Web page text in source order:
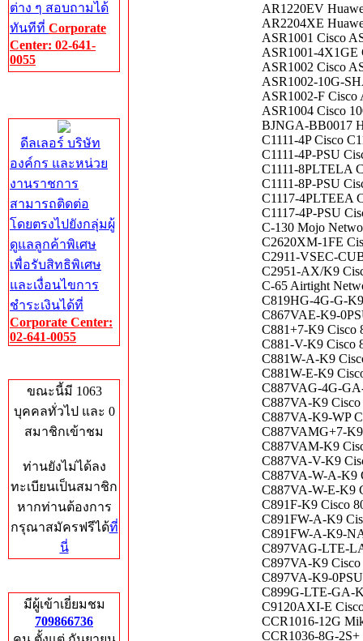
ต่าง ๆ สอบถามได้
ทันทีที่ Corporate
Center: 02-641-
0055
ดีลเลอร์ บริษัท
องค์กร และหน่วย
งานราชการ
สามารถติดต่อ
โดยตรงไปยังกลุ่มผู้
ดูแลลูกค้าพิเศษ
เพื่อรับสิทธิพิเศษ
และเงื่อนไขการ
ชำระเงินได้ที่
Corporate Center:
02-641-0055
ขณะนี้มี 1063
บุคคลทั่วไป และ 0
สมาชิกเข้าชม
ท่านยังไม่ได้ลง
ทะเบียนเป็นสมาชิก
หากท่านต้องการ
กรุณาสมัครฟรีได้ที่
นี่
มีผู้เข้าเยี่ยมชม
709866736
AR1220EV
AR2204XE
ASR1001 Cisco
ASR1001-4X1GE
ASR1002 Cisco
ASR1002-10G-
ASR1002-F Cisco
ASR1004 Cisco
BJNGA-BB0017
C1111-4P Cisco
C1111-4P-PSU
C1111-8PLTELA
C1111-8P-PSU
C1117-4PLTEEA
C1117-4P-PSU
C-130 Mojo
C2620XM-1FE
C2911-VSEC-
C2951-AX/K9
C-65 Airtight
C819HG-4G-G-
C867VAE-K9-
C881+7-K9 Cisco
C881-V-K9 Cisco
C881W-A-K9
C881W-E-K9
C887VAG-4G-
C887VA-K9 Cisco
C887VA-K9-WP
C887VAMG+7-
C887VAM-K9
C887VA-V-K9
C887VA-W-A-K9
C887VA-W-E-K9
C891F-K9 Cisco
C891FW-A-K9
C891FW-A-K9-
C897VAG-LTE-
C897VA-K9
C897VA-K9-
C899G-LTE-GA-
C9120AXI-E
CCR1016-12G
CCR1036-8G-